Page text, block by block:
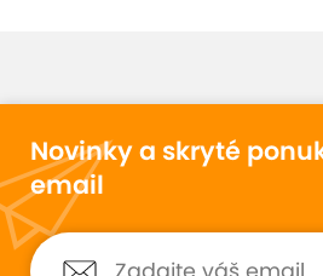
Novinky a skryté
email